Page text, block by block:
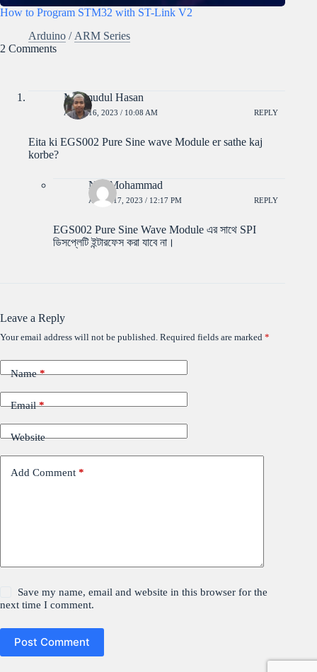
How to Program STM32 with ST-Link V2
Arduino / ARM Series
2 Comments
Mahmudul Hasan
APRIL 16, 2023 / 10:08 AM REPLY
Eita ki EGS002 Pure Sine wave Module er sathe kaj
korbe?
Nur Mohammad
APRIL 17, 2023 / 12:17 PM REPLY
EGS002 Pure Sine Wave Module এর সাথে SPI
ডিসপ্লেটি ইন্টারফেস করা যাবে না।
Leave a Reply
Your email address will not be published. Required fields are marked *
Name*
Email*
Website
Add Comment *
Save my name, email and website in this browser for the
next time I comment.
Post Comment